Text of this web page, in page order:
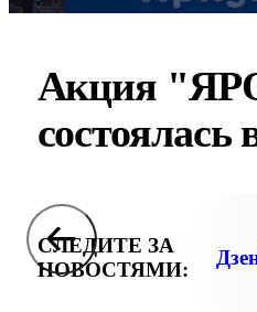
Акция
состоялась
СЛЕДИТЕ ЗА
НОВОСТЯМИ: